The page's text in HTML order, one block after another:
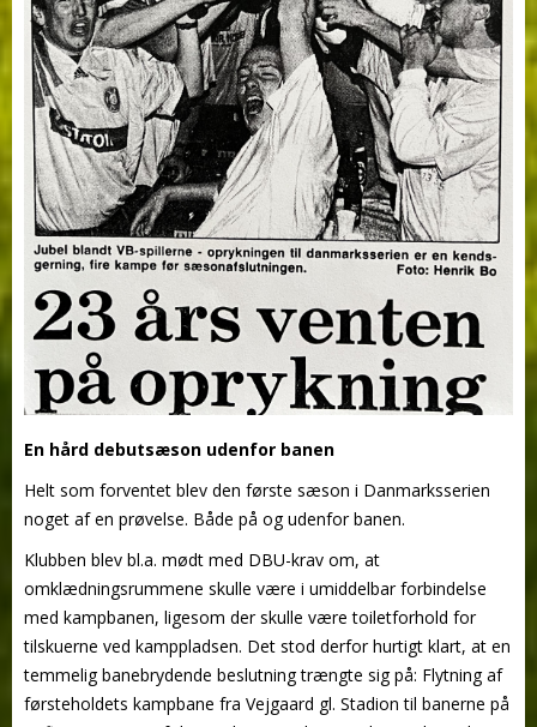
En hård debutsæson udenfor banen
Helt som forventet blev den første sæson i Danmarksserien
noget af en prøvelse. Både på og udenfor banen.
Klubben blev bl.a. mødt med DBU-krav om, at
omklædningsrummene skulle være i umiddelbar forbindelse
med kampbanen, ligesom der skulle være toiletforhold for
tilskuerne ved kamppladsen. Det stod derfor hurtigt klart, at en
temmelig banebrydende beslutning trængte sig på: Flytning af
førsteholdets kampbane fra Vejgaard gl. Stadion til banerne på